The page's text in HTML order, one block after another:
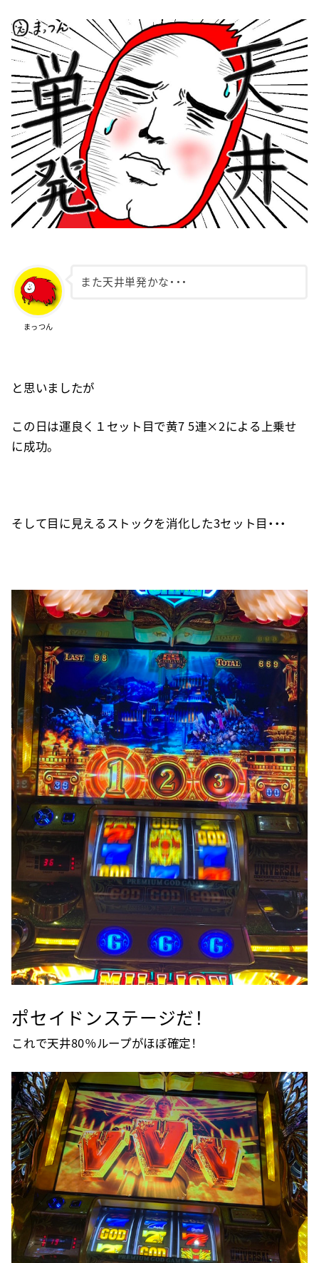
まっつん
また天井単発かな・・・
と思いましたが
この日は運良く１セット目で黄7 5連×2による上乗せ
に成功。
そして目に見えるストックを消化した3セット目・・・
ポセイドンステージだ！
これで天井80％ループがほぼ確定！